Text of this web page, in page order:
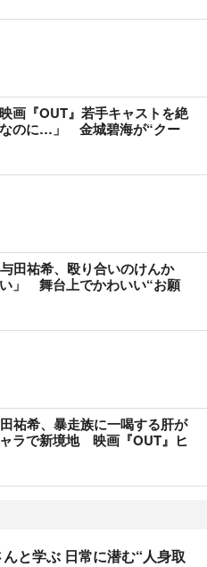
画『OUT』若手キャストを絶
のに…」 金城碧海が“クー
田祐希、殴り合いのけんか
い」 舞台上でかわいい“お願
祐希、暴走族に一喝する肝が
ラで新境地 映画『OUT』ヒ
と学ぶ 日常に潜む“人身取